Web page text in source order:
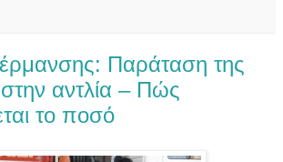
Παράταση της
αντλία – Πώς
τo ποσό